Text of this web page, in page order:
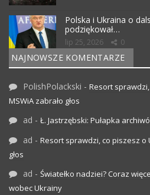
Polska i Ukraina o
podziękował…
lip 25, 2026 0
NAJNOWSZE KOMENTARZE
PolishPolackski - Resort
MSWiA zabrało głos
ad - Ł. Jastrzębski: Pułapka
ad - Resort sprawdzi, co piszesz o
głos
ad - Światełko nadziei? Coraz
wobec Ukrainy